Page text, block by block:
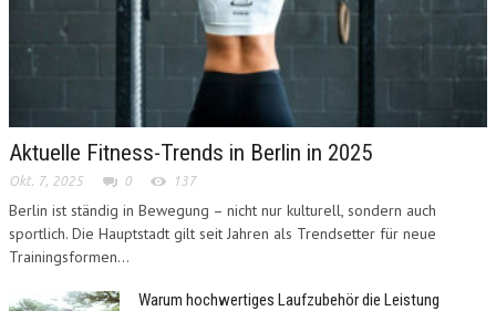
Aktuelle Fitness-Trends in Berlin in 2025
Okt. 7, 2025 0 137
Berlin ist ständig in Bewegung – nicht nur kulturell, sondern auch
sportlich. Die Hauptstadt gilt seit Jahren als Trendsetter für neue
Trainingsformen...
Warum hochwertiges Laufzubehör die Leistung